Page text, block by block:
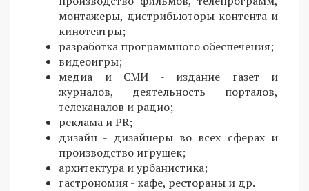
монтажеры, дистрибьюторы контента и
кинотеатры;
разработка программного обеспечения;
видеоигры;
медиа и СМИ - издание газет и
журналов, деятельность порталов,
телеканалов и радио;
реклама и PR;
дизайн - дизайнеры во всех сферах и
производство игрушек;
архитектура и урбанистика;
гастрономия - кафе, рестораны и др.